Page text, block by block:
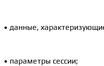
• данные,
• параметры сессии;